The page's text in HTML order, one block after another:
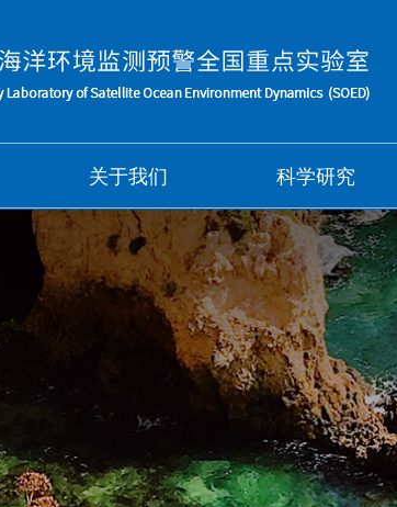
关于我们 科学研究